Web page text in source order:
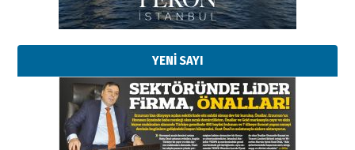
YENİ SAYI
Erzurumspor’un köşe taşları
29 Haziran 2026 Pazartesi
Kenan GÜLERCİ
Murat Şahsuvaroğlu ERKON’da
çıtayı yukarı taşırken,
yönetimdekiler aşağı
çekmemeli!
17 Şubat 2026 SalıOrhan BOZKURT